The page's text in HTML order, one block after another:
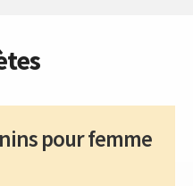
pour femme